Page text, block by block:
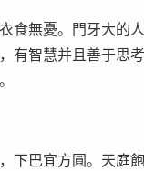
食無憂。門牙大的
有智慧并且善于思
下巴宜方圓。天庭